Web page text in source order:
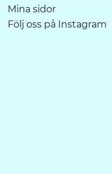
Mina sidor
Följ oss på Instagram